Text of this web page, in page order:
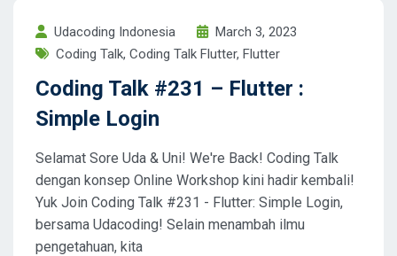
Udacoding Indonesia
March 3, 2023
Coding Talk, Coding Talk Flutter, Flutter
Coding Talk #231 – Flutter :
Simple Login
Selamat Sore Uda & Uni! We're Back! Coding Talk
dengan konsep Online Workshop kini hadir kembali!
Yuk Join Coding Talk #231 - Flutter: Simple Login,
bersama Udacoding! Selain menambah ilmu
pengetahuan, kita